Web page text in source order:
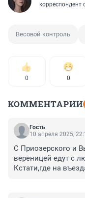
корреспондент
Весовой контроль
0 0
КОММЕНТАРИИ
Гость
10 апреля 2025,
С Приозерского и
вереницей едут с
Кстати,где на